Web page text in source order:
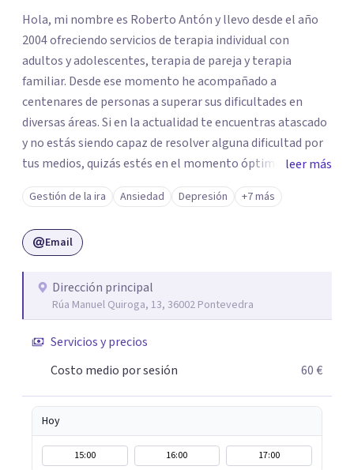
Hola, mi nombre es Roberto Antón y llevo desde el año
2004 ofreciendo servicios de terapia individual con
adultos y adolescentes, terapia de pareja y terapia
familiar. Desde ese momento he acompañado a
centenares de personas a superar sus dificultades en
diversas áreas. Si en la actualidad te encuentras atascado
y no estás siendo capaz de resolver alguna dificultad por
tus medios, quizás estés en el momento óptimo para
pedir ayuda. Mi compromiso es acompañarte, durante el
menor número de sesiones posible, a superar tus
dificultades, ofreciéndote sugerencias e ideas de cambio
que puedan tener impacto. Las sesiones tienen una
principio, espaciándolas a medida que se va resolviendo la
dificultad. Me adapto a tus horarios, ya que trabajo en
de vernos online El coste de cada sesión es de 60 euros.
leer más
Gestión de la ira Ansiedad Depresión +7 más
Email
Dirección principal
Rúa Manuel Quiroga, 13, 36002 Pontevedra
Servicios y precios
Costo medio por sesión
60 €
Hoy
15:00 16:00 17:00